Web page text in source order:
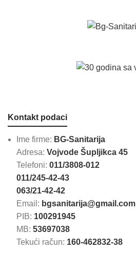
Kontakt podaci
Ime firme: BG-Sanitarija
Adresa: Vojvode Šupljikca 45
Telefoni: 011/3808-012
011/245-42-43
063/21-42-42
Email: bgsanitarija@gmail.com
PIB: 100291945
MB: 53697038
Tekući račun: 160-462832-38